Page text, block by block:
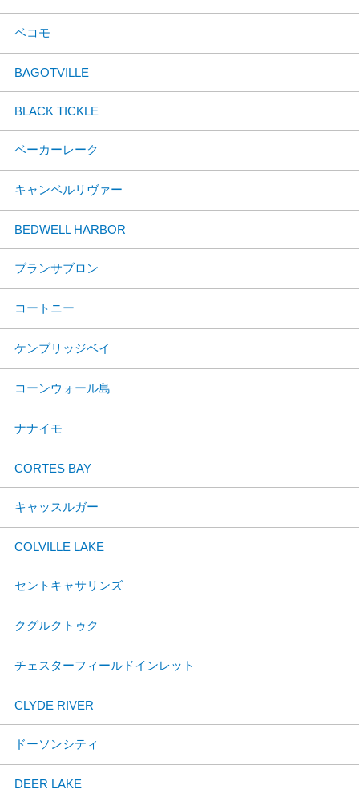
ベコモ
BAGOTVILLE
BLACK TICKLE
ベーカーレーク
キャンベルリヴァー
BEDWELL HARBOR
ブランサブロン
コートニー
ケンブリッジベイ
コーンウォール島
ナナイモ
CORTES BAY
キャッスルガー
COLVILLE LAKE
セントキャサリンズ
クグルクトゥク
チェスターフィールドインレット
CLYDE RIVER
ドーソンシティ
DEER LAKE